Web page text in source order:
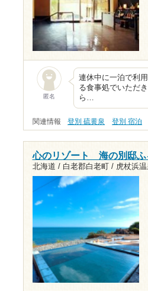
匿名
連休中に一泊で利
る食事処でいただ
ら…
関連情報 登別 硫黄泉 登別 宿泊
心のリゾート 海の別邸ふ
北海道 / 白老郡白老町 / 虎杖浜